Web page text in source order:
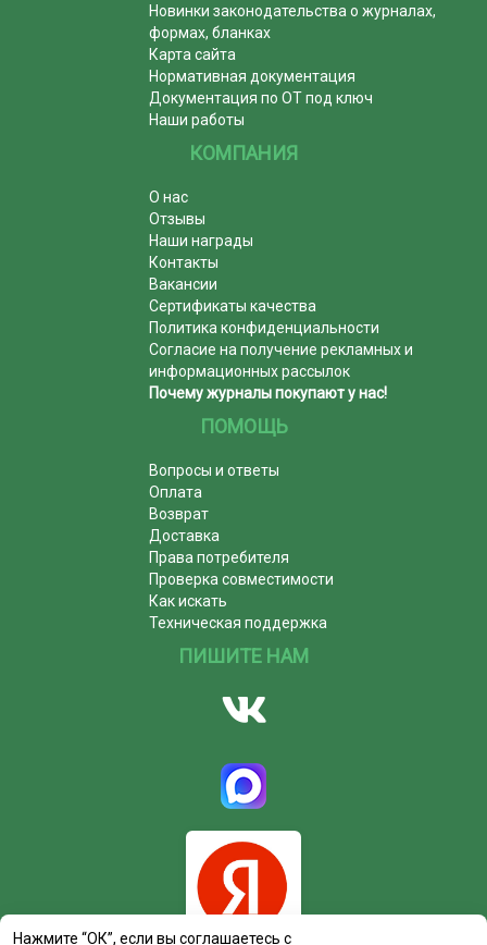
Новинки законодательства о журналах,
формах, бланках
Карта сайта
Нормативная документация
Документация по ОТ под ключ
Наши работы
КОМПАНИЯ
О нас
Отзывы
Наши награды
Контакты
Вакансии
Сертификаты качества
Политика конфиденциальности
Согласие на получение рекламных и
информационных рассылок
Почему журналы покупают у нас!
ПОМОЩЬ
Вопросы и ответы
Оплата
Возврат
Доставка
Права потребителя
Проверка совместимости
Как искать
Техническая поддержка
ПИШИТЕ НАМ
Нажмите “ОК”, если вы соглашаетесь с